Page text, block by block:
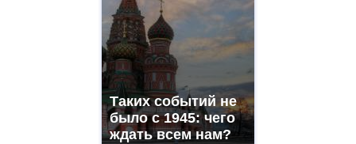
Таких событий не
было с 1945: чего
ждать всем нам?